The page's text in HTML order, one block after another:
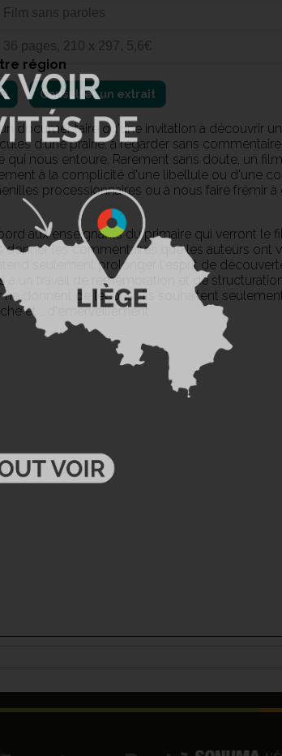
Film sans paroles
36 pages, 210 x 297, 5,6€
Consulter un extrait
documentaire qu'une invitation à découvrir
d'une prairie, à regarder sans
nous entoure. Rarement sans doute, un
à la complicité d'une libellule ou d'une
processionnaires ou à nous faire frémir
aux enseignants du primaire qui verront le
donner les commentaires que les auteurs ont
seulement prolonger l'esprit de
à un travail de remémoration et de
ne donnent de leçons : ils souhaitent
et... d'émerveillement.
région